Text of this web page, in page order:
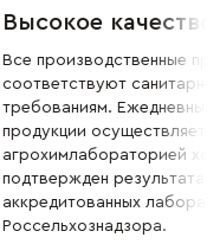
Высокое
Все производственные
соответствуют
требованиям. Ежедневный
продукции
агрохимлабораторией
подтвержден
аккредитованных
Россельхознадзора.